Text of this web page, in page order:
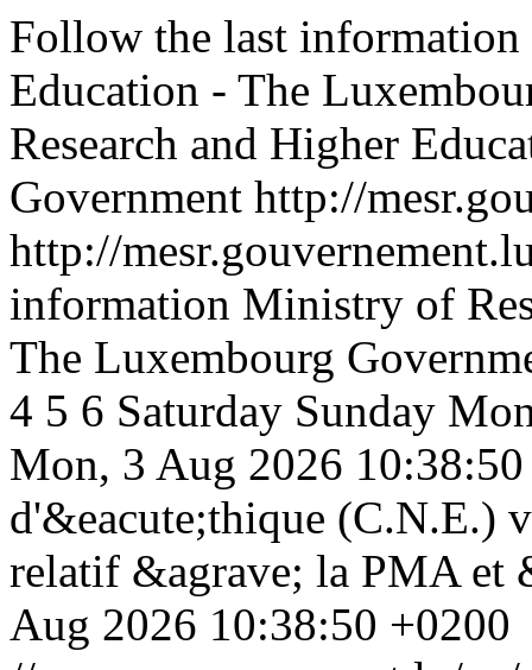
Follow the last
Education - The
Research and Higher
Government http://
http://
information Ministry of
The Luxembourg
4 5 6 Saturday Sunday
Mon, 3 Aug 2026
d'&eacute;thique (C.N.E.)
relatif &agrave; la PMA et
Aug 2026 10:38:50 +0200